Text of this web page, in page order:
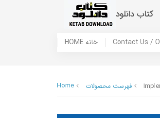
کتاب دانلود
HOME خانه
Home فهرست محصولات